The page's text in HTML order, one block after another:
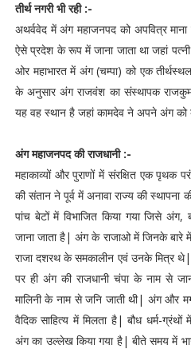
तीर्थ नगरी भी रही :-
अथर्ववेद में अंग महाजनपद को अपवित्र
ऐसे प्रदेश के रूप में जाना जाता था जहां
ओर महाभारत में अंग (चम्‍पा) को एक
के अनुसार अंग राजवंश का संस्‍थापक
यह वह स्‍थान है जहां कामदेव ने अपने अंग को
अंग महाजनपद की राजधानी :-
महाकाव्यों और पुराणों में संरक्षित एक पृथक
की संतान ने पूर्व में अनावा राज्य की
पांच बेटों में विभाजित किया गया जिसे
जाना जाता है| अंग के राजाओ में जिनके बारे
राजा दशरथ के समकालीन एवं उनके मित्र थे|
पर ही अंग की राजधानी चंपा के नाम से
मालिनी के नाम से जनि जाती थी| अंग और
वैदिक साहित्य में मिलता है| बौध धर्म-ग्रंथों
अंग का उल्लेख किया गया है| बीते समय में